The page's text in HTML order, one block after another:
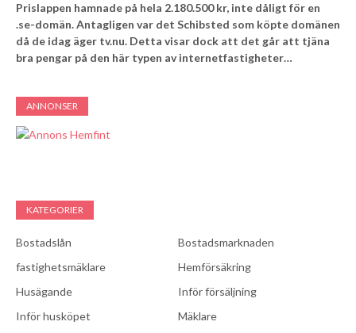
Prislappen hamnade på hela 2.180.500 kr, inte dåligt för en
.se-domän. Antagligen var det Schibsted som köpte domänen
då de idag äger tv.nu. Detta visar dock att det går att tjäna
bra pengar på den här typen av internetfastigheter…
ANNONSER
KATEGORIER
Bostadslån
Bostadsmarknaden
fastighetsmäklare
Hemförsäkring
Husägande
Inför försäljning
Inför husköpet
Mäklare